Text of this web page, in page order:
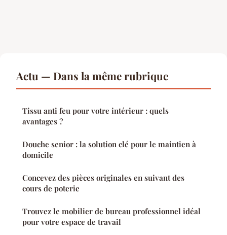
Actu — Dans la même rubrique
Tissu anti feu pour votre intérieur : quels
avantages ?
Douche senior : la solution clé pour le maintien à
domicile
Concevez des pièces originales en suivant des
cours de poterie
Trouvez le mobilier de bureau professionnel idéal
pour votre espace de travail